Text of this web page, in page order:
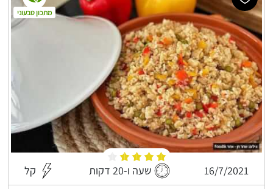
16/7/2021 שעה ו-20 דקות קל
מתכון טבעוני